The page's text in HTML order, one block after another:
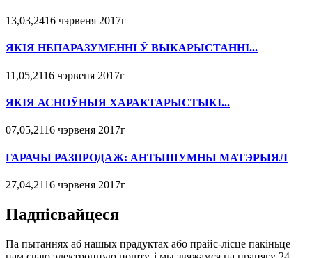
13,03,2416 чэрвеня 2017г
ЯКІЯ НЕПАРАЗУМЕННІ Ў ВЫКАРЫСТАННІ...
11,05,2116 чэрвеня 2017г
ЯКІЯ АСНОЎНЫЯ ХАРАКТАРЫСТЫКІ...
07,05,2116 чэрвеня 2017г
ГАРАЧЫ РАЗПРОДАЖ: АНТЫШУМНЫ МАТЭРЫЯЛ
27,04,2116 чэрвеня 2017г
Падпісвайцеся
Па пытаннях аб нашых прадуктах або прайс-лісце пакіньце